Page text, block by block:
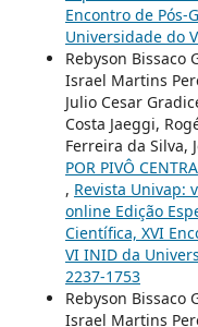
Encontro de Pós-
Universidade do
Rebyson Bissaco
Israel Martins
Julio Cesar
Costa Jaeggi,
Ferreira da Silva,
POR PIVÔ
, Revista Univap:
online Edição
Científica, XVI
VI INID da
2237-1753
Rebyson Bissaco
Israel Martins